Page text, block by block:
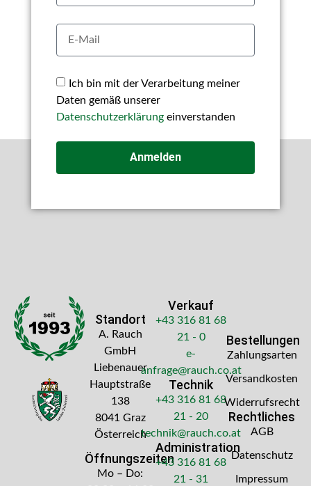
Ich bin mit der Verarbeitung meiner
Daten gemäß unserer
Datenschutzerklärungeinverstanden
Anmelden
Standort
A. Rauch
GmbH
Liebenauer
Hauptstraße
138
8041 Graz
Österreich
Öffnungszeiten
Mo – Do:
Verkauf
+43 316 81 68
21 - 0
e-
anfrage@rauch.co.at
Technik
+43 316 81 68
21 - 20
technik@rauch.co.at
Administration
+43 316 81 68
21 - 31
Bestellungen
Zahlungsarten
Versandkosten
Widerrufsrecht
Rechtliches
AGB
Datenschutz
Impressum